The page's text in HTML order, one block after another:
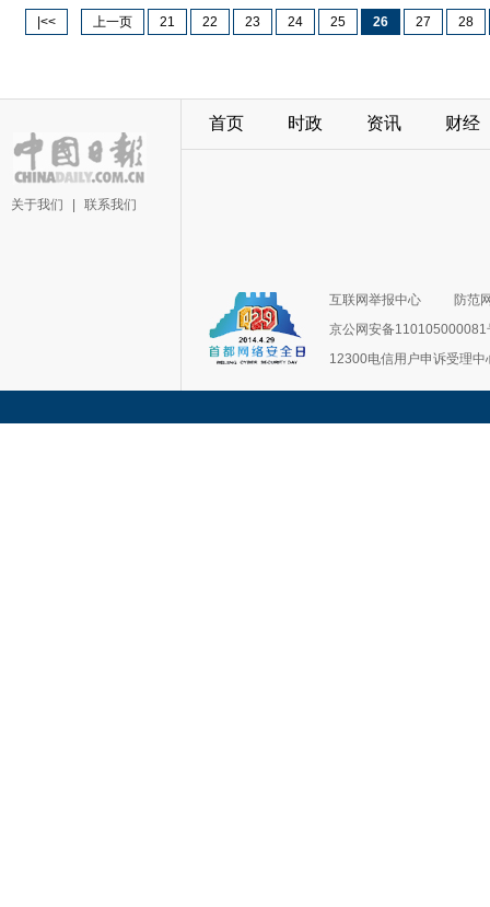
|<< 上一页 21 22 23 24 25 26 27 28
关于我们 联系我们
首页 时政 资讯 财经
互联网举报中心
防范
京公网安备110105000081
12300电信用户申诉受理中